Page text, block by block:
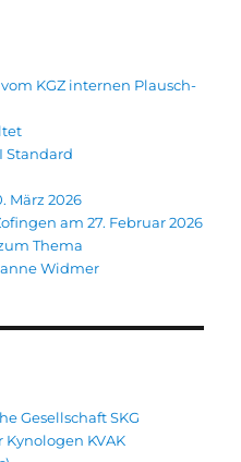
KGZ internen Plausch-
Standard
März 2026
am 27. Februar 2026
Thema
Widmer
Gesellschaft SKG
KVAK